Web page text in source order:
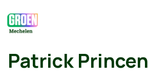
Patrick Princen